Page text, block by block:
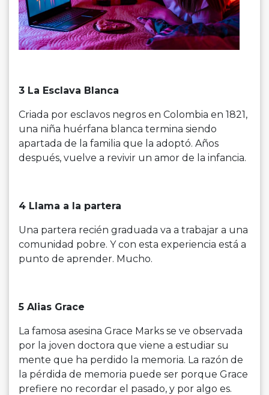
3 La Esclava Blanca
Criada por esclavos negros en Colombia en 1821,
una niña huérfana blanca termina siendo
apartada de la familia que la adoptó. Años
después, vuelve a revivir un amor de la infancia.
4 Llama a la partera
Una partera recién graduada va a trabajar a una
comunidad pobre. Y con esta experiencia está a
punto de aprender. Mucho.
5 Alias ​​Grace
La famosa asesina Grace Marks se ve observada
por la joven doctora que viene a estudiar su
mente que ha perdido la memoria. La razón de
la pérdida de memoria puede ser porque Grace
prefiere no recordar el pasado, y por algo es.